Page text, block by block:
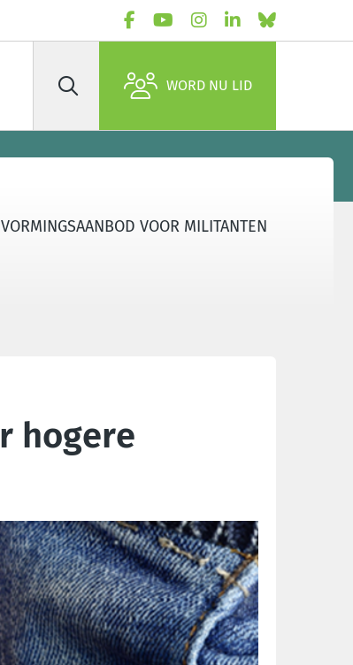
Zoek WORD NU LID
VORMINGSAANBOD VOOR MILITANTEN
hogere